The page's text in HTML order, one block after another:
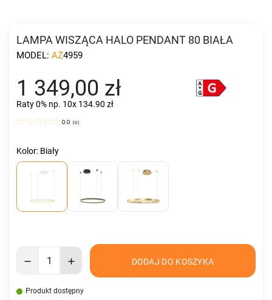
LAMPA WISZĄCA HALO PENDANT 80 BIAŁA
MODEL: AZ4959
1 349,00 zł
Raty 0% np. 10x 134.90 zł
0.0 (0)
Kolor: Biały
DODAJ DO KOSZYKA
Produkt dostępny